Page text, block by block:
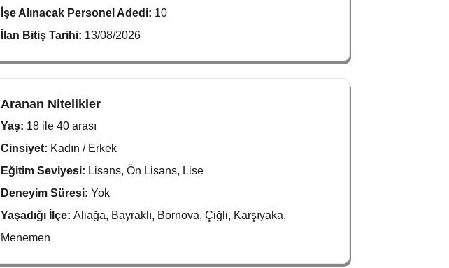
İşe Alınacak Personel Adedi: 10
İlan Bitiş Tarihi: 13/08/2026
Aranan Nitelikler
Yaş: 18 ile 40 arası
Cinsiyet: Kadın / Erkek
Eğitim Seviyesi: Lisans, Ön Lisans, Lise
Deneyim Süresi: Yok
Yaşadığı İlçe: Aliağa, Bayraklı, Bornova, Çiğli, Karşıyaka,
Menemen